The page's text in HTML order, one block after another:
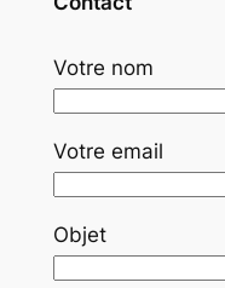
Votre nom
Votre email
Objet